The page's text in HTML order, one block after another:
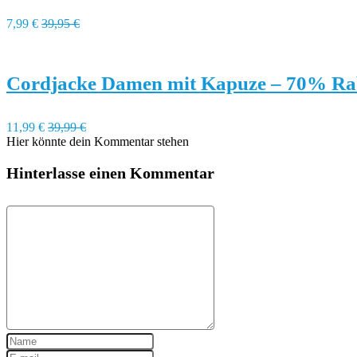
7,99 € 39,95 €
Cordjacke Damen mit Kapuze – 70%
11,99 € 39,99 €
Hier könnte dein Kommentar stehen
Hinterlasse einen Kommentar